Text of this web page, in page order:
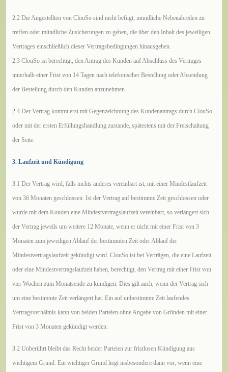
2.2 Die Angestellten von ClouSo sind nicht befugt, mündliche Nebenabreden zu
treffen oder mündliche Zusicherungen zu geben, die über den Inhalt des jeweiligen
Vertrages einschließlich dieser Vertragsbedingungen hinausgehen.
2.3 ClouSo ist berechtigt, den Antrag des Kunden auf Abschluss des Vertrages
innerhalb einer Frist von 14 Tagen nach telefonischer Bestellung oder Absendung
der Bestellung durch den Kunden anzunehmen.
2.4 Der Vertrag kommt erst mit Gegenzeichnung des Kundenantrags durch ClouSo
oder mit der ersten Erfüllungshandlung zustande, spätestens mit der Freischaltung
der Seite.
3. Laufzeit und Kündigung
3.1 Der Vertrag wird, falls nichts anderes vereinbart ist, mit einer Mindestlaufzeit
von 36 Monaten geschlossen. Ist der Vertrag auf bestimmte Zeit geschlossen oder
wurde mit dem Kunden eine Mindestvertragslaufzeit vereinbart, so verlängert sich
der Vertrag jeweils um weitere 12 Monate, wenn er nicht mit einer Frist von 3
Monaten zum jeweiligen Ablauf der bestimmten Zeit oder Ablauf der
Mindestvertragslaufzeit gekündigt wird. ClouSo ist bei Verträgen, die eine Laufzeit
oder eine Mindestvertragslaufzeit haben, berechtigt, den Vertrag mit einer Frist von
vier Wochen zum Monatsende zu kündigen. Dies gilt auch, wenn der Vertrag sich
um eine bestimmte Zeit verlängert hat. Ein auf unbestimmte Zeit laufendes
Vertragsverhältnis kann von beiden Parteien ohne Angabe von Gründen mit einer
Frist von 3 Monaten gekündigt werden.
3.2 Unberührt bleibt das Recht beider Parteien zur fristlosen Kündigung aus
wichtigem Grund. Ein wichtiger Grund liegt insbesondere dann vor, wenn eine